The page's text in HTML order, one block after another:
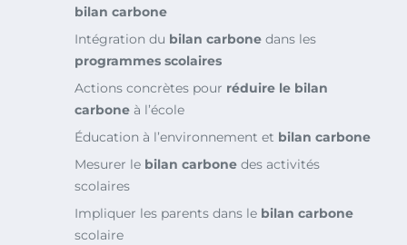
bilan carbone
Intégration du bilan carbone dans les
programmes scolaires
Actions concrètes pour réduire le bilan
carbone à l’école
Éducation à l’environnement et bilan carbone
Mesurer le bilan carbone des activités
scolaires
Impliquer les parents dans le bilan carbone
scolaire